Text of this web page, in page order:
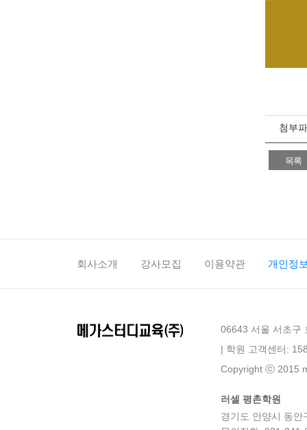
첨부
목록
회사소개 강사모집 이용약관 개인정
06643 서울 서초구
| 학원 고객센터:
Copyright ⓒ 2015
러셀 평촌학원
경기도 안양시 동